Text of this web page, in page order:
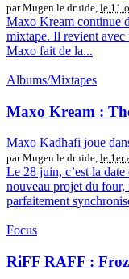
par Mugen le druide, le 11
Maxo Kream continue
mixtape. Il revient
Maxo fait de la...
Albums/Mixtapes
Maxo Kream :
Maxo Kadhafi joue
par Mugen le druide, le 1er
Le 28 juin, c’est la
nouveau projet du
parfaitement
Focus
RiFF RAFF :